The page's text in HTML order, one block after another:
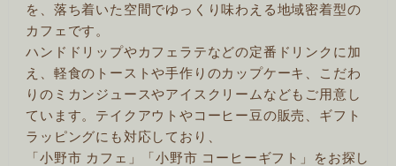
を、落ち着いた空間でゆっくり味わえる地域密着型の
カフェです。
ハンドドリップやカフェラテなどの定番ドリンクに加
え、軽食のトーストや手作りのカップケーキ、こだわ
りのミカンジュースやアイスクリームなどもご用意し
ています。テイクアウトやコーヒー豆の販売、ギフト
ラッピングにも対応しており、
「小野市 カフェ」「小野市 コーヒーギフト」をお探し